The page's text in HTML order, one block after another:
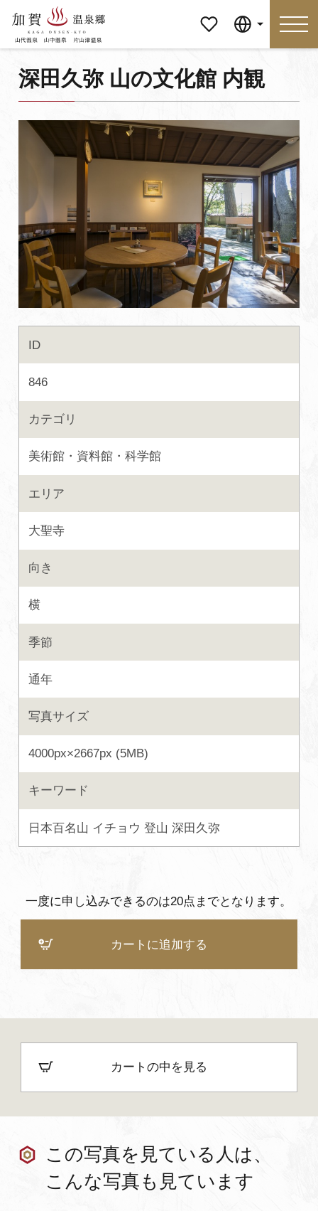
ージ
おすすめの過ごし方
食べる
おみやげ イベント
泊まる アクセス
マイページ
加賀に泊まって！北陸巡り♪
ご当地グルメ
加賀 旅先納税
FAQ
Language
パンフレットダウンロード
よくあるご質問・お問い合わせ
プライバシーポリシー
深田久弥 山の文化館 内観
ID
846
カテゴリ
美術館・資料館・科学館
エリア
大聖寺
向き
横
季節
通年
写真サイズ
4000px×2667px (5MB)
キーワード
日本百名山 イチョウ 登山 深田久弥
一度に申し込みできるのは20点までとなります。
カートに追加する
カートの中を見る
この写真を見ている人は、
こんな写真も見ています